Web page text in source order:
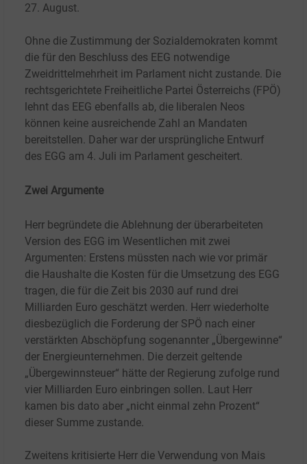
27. August.
Ohne die Zustimmung der Sozialdemokraten kommt
die für den Beschluss des EEG notwendige
Zweidrittelmehrheit im Parlament nicht zustande. Die
rechtsgerichtete Freiheitliche Partei Österreichs (FPÖ)
lehnt das EEG ebenfalls ab, die liberalen Neos
können keine ausreichende Zahl an Mandaten
bereitstellen. Daher war der ursprüngliche Entwurf
des EGG am 4. Juli im Parlament gescheitert.
Zwei Argumente
Herr begründete die Ablehnung der überarbeiteten
Version des EGG im Wesentlichen mit zwei
Argumenten: Erstens müssten nach wie vor primär
die Haushalte die Kosten für die Umsetzung des EGG
tragen, die für die Zeit bis 2030 auf rund drei
Milliarden Euro geschätzt werden. Herr wiederholte
diesbezüglich die Forderung der SPÖ nach einer
verstärkten Abschöpfung sogenannter „Übergewinne“
der Energieunternehmen. Die derzeit geltende
„Übergewinnsteuer“ hätte der Regierung zufolge rund
vier Milliarden Euro einbringen sollen. Laut Herr
kamen bis dato aber „nicht einmal zehn Prozent“
dieser Summe zustande.
Zweitens kritisierte Herr die Verwendung von Mais